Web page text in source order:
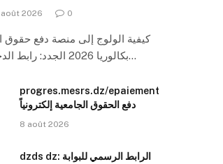
2026 0
كيفية الولوج إلى منصة دفع حقوق
بكالوريا 2026 الجدد: رابط الدخول للمنصة دفع…
progres.mesrs.dz/epaiement
دفع الحقوق الجامعية إلكترونياً
8 août 2026
dzds dz: الرابط الرسمي للبوابة